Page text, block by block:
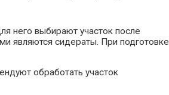
него выбирают участок после
являются сидераты. При подготовке
обработать участок